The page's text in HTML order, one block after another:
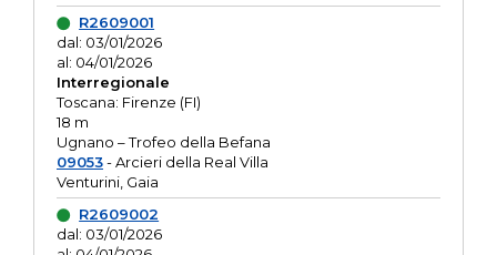
R2609001
dal: 03/01/2026
al: 04/01/2026
Interregionale
Toscana: Firenze (FI)
18 m
Ugnano – Trofeo della Befana
09053- Arcieri della Real Villa
Venturini, Gaia
R2609002
dal: 03/01/2026